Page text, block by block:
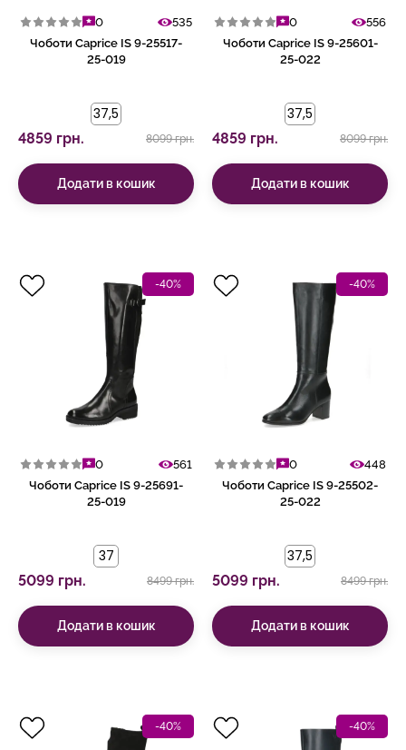
0
535
Чоботи Caprice IS 9-25517-
25-019
37,5
4859 грн. 8099 грн.
Додати в кошик
0
556
Чоботи Caprice IS 9-25601-
25-022
37,5
4859 грн. 8099 грн.
Додати в кошик
-40%
0
561
Чоботи Caprice IS 9-25691-
25-019
37
5099 грн. 8499 грн.
Додати в кошик
-40%
0
448
Чоботи Caprice IS 9-25502-
25-022
37,5
5099 грн. 8499 грн.
Додати в кошик
-40% -40%